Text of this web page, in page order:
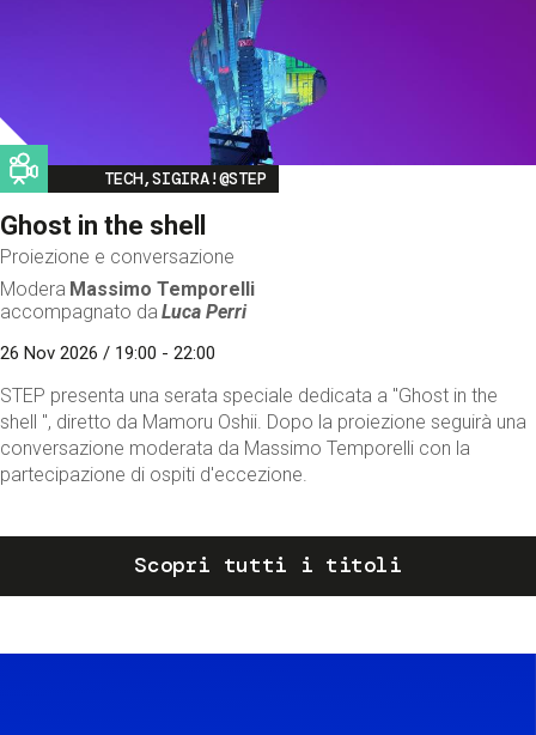
Image
TECH,SIGIRA!@STEP
Ghost in the shell
Proiezione e conversazione
Modera Massimo Temporelli
accompagnato da Luca Perri
26 Nov 2026 / 19:00 - 22:00
STEP presenta una serata speciale dedicata a "Ghost in the
shell ", diretto da Mamoru Oshii. Dopo la proiezione seguirà una
conversazione moderata da Massimo Temporelli con la
partecipazione di ospiti d'eccezione.
Scopri tutti i titoli